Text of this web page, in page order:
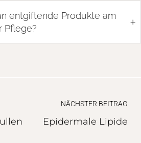
entgiftende Produkte am
Pflege?
+
NÄCHSTER BEITRAG
Epidermale Lipide